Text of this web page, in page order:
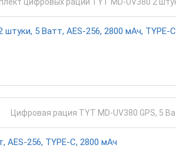
5 Ватт, AES-256, 2800 мАч, TYPE-C
AES-256, TYPE-C, 2800 мАч